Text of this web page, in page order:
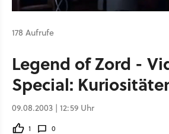
178 Aufrufe
Legend of Zord -
Special:
09.08.2003 | 12:59 Uhr
1 0